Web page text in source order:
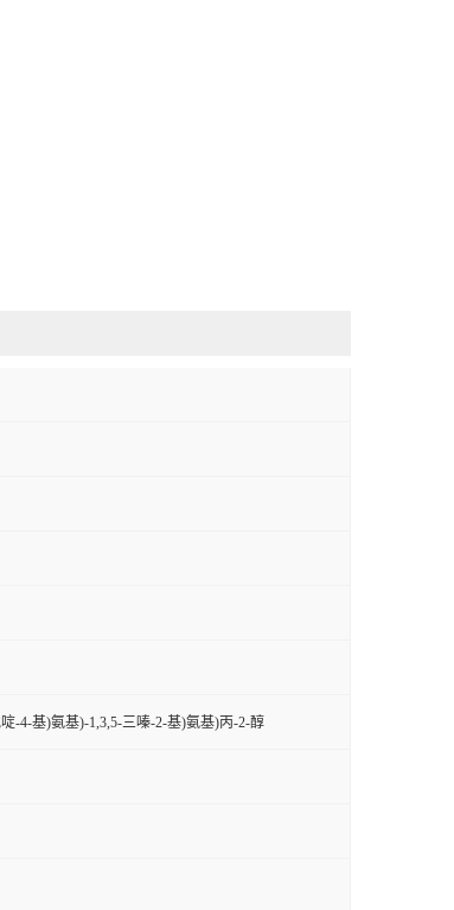
-4-基)氨基)-1,3,5-三嗪-2-基)氨基)丙-2-醇